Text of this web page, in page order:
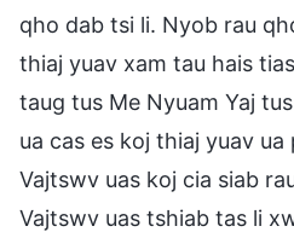
qho dab tsi li. Nyob rau
thiaj yuav xam tau hais
taug tus Me Nyuam Yaj
ua cas es koj thiaj yuav
Vajtswv uas koj cia siab
Vajtswv uas tshiab tas li